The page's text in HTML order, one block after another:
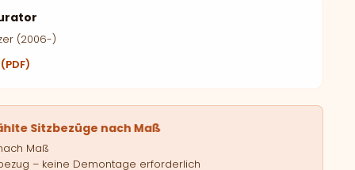
(2006-)
Sitzbezüge nach Maß
Maß
– keine Demontage erforderlich